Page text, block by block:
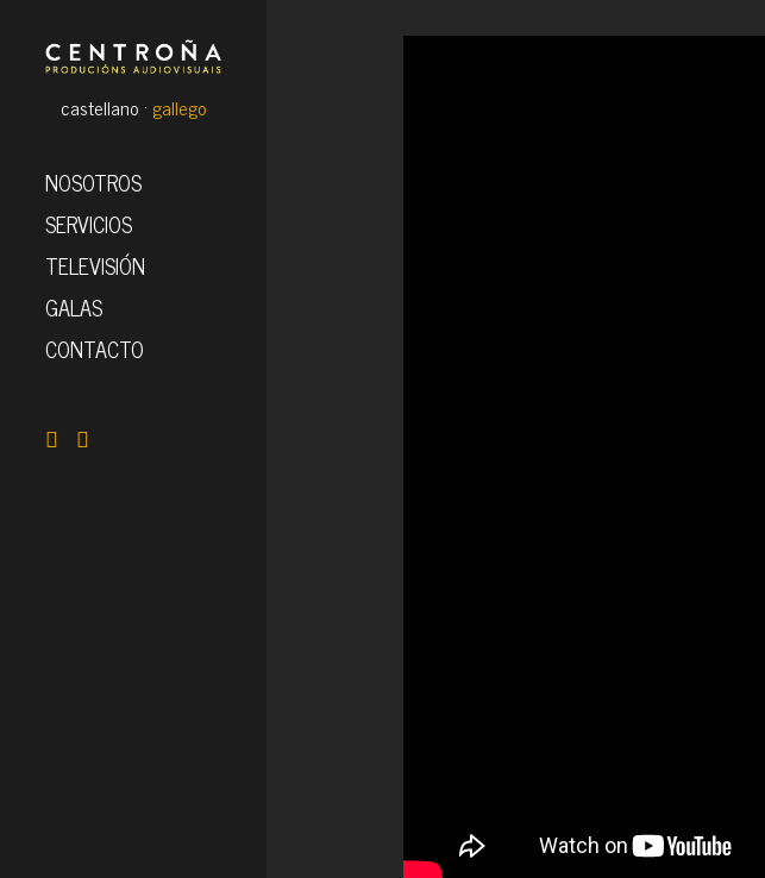
castellano · gallego
NOSOTROS
SERVICIOS
TELEVISIÓN
GALAS
CONTACTO